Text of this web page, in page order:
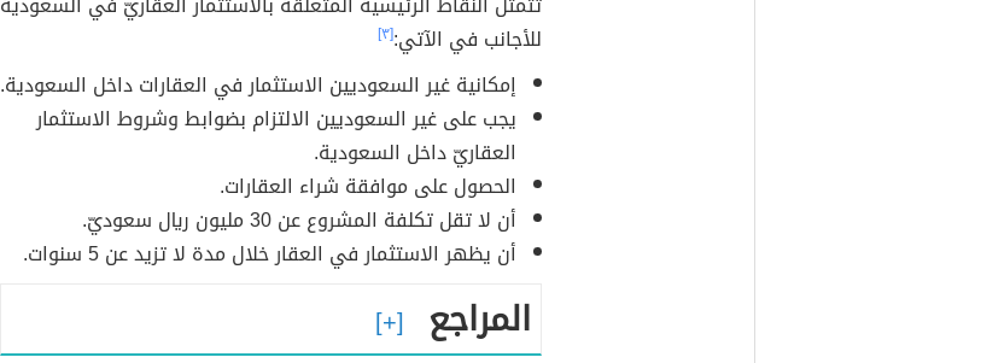
للأجانب في الآتي:[٣]
إمكانية غير السعوديين الاستثمار في العقارات داخل السعودية.
يجب على غير السعوديين الالتزام بضوابط وشروط الاستثمار
العقاريّ داخل السعودية.
الحصول على موافقة شراء العقارات.
أن لا تقل تكلفة المشروع عن 30 مليون ريال سعوديّ.
أن يظهر الاستثمار في العقار خلال مدة لا تزيد عن 5 سنوات.
المراجع